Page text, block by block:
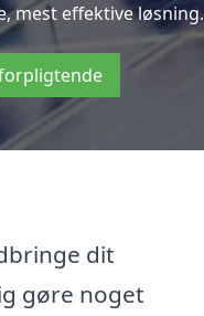
mest effektive løsning.
dit
gøre noget